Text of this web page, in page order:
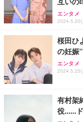
エンタメ
桜田ひ
の妊娠
エンタメ
有村架
役......